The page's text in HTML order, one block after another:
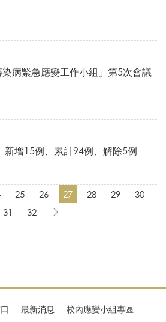
染病緊急應變工作小組」第5次會議
新增15例、累計94例、解除5例
25 26 27 28 29
30
31
32
最新消息 校內應變小組專區